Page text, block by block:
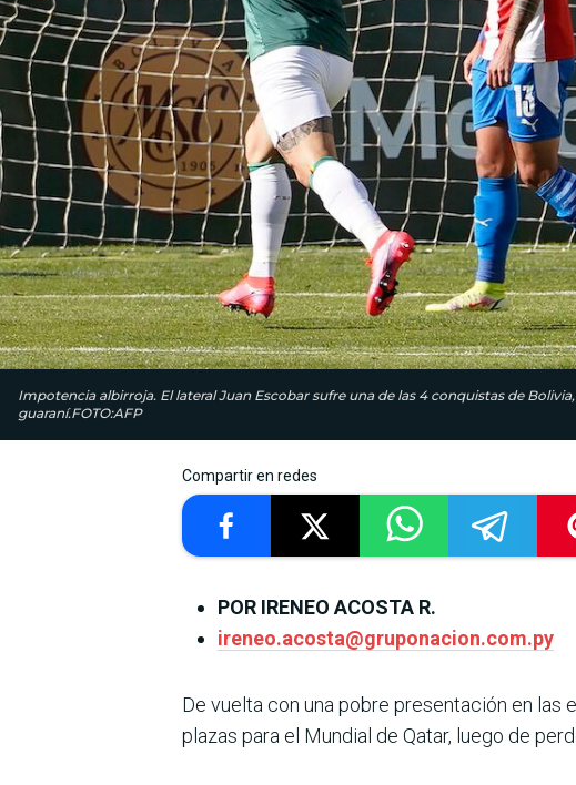
Impotencia albirroja. El lateral Juan Escobar sufre una de las 4 conquistas de
guaraní.FOTO:AFP
Compartir en redes
POR IRENEO ACOSTA R.
ireneo.acosta@gruponacion.com.py
De vuelta con una pobre presentación en las
plazas para el Mundial de Qatar, luego de